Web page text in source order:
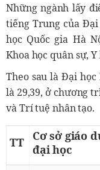
Những ngành lấy
tiếng Trung của
học Quốc gia Hà
Khoa học quân sự,
Theo sau là Đại
là 29,39, ở chương
và Trí tuệ nhân tạo.
TT
Cơ sở giáo
đại học